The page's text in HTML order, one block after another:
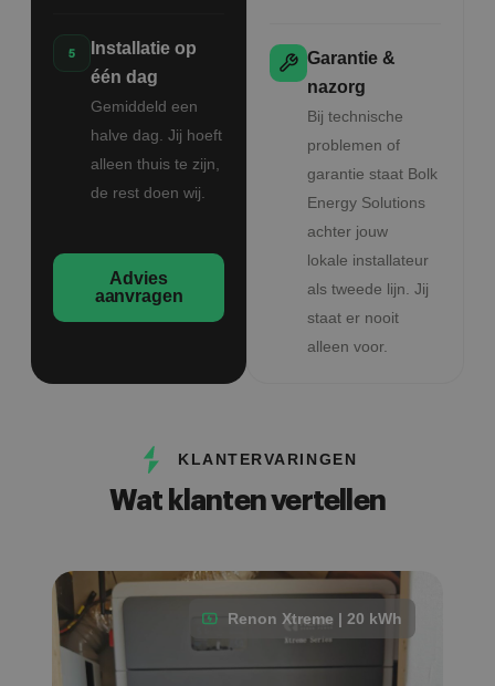
Installatie op
één dag
Gemiddeld een
halve dag. Jij hoeft
alleen thuis te zijn,
de rest doen wij.
Advies
aanvragen
Garantie &
nazorg
Bij technische
problemen of
garantie staat Bolk
Energy Solutions
achter jouw
lokale installateur
als tweede lijn. Jij
staat er nooit
alleen voor.
KLANTERVARINGEN
Wat klanten vertellen
Renon Xtreme | 20 kWh